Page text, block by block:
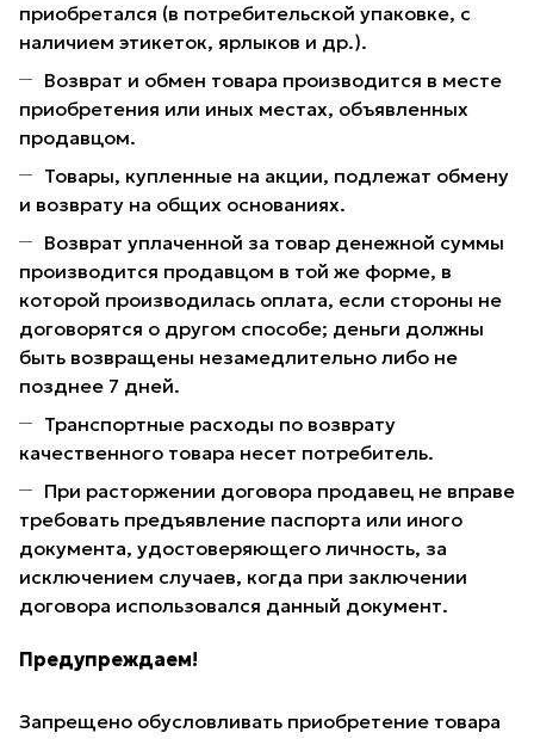
приобретался (в потребительской упаковке, с
наличием этикеток, ярлыков и др.).
Возврат и обмен товара производится в месте
приобретения или иных местах, объявленных
продавцом.
Товары, купленные на акции, подлежат обмену
и возврату на общих основаниях.
Возврат уплаченной за товар денежной суммы
производится продавцом в той же форме, в
которой производилась оплата, если стороны не
договорятся о другом способе; деньги должны
быть возвращены незамедлительно либо не
позднее 7 дней.
Транспортные расходы по возврату
качественного товара несет потребитель.
При расторжении договора продавец не вправе
требовать предъявление паспорта или иного
документа, удостоверяющего личность, за
исключением случаев, когда при заключении
договора использовался данный документ.
Предупреждаем!
Запрещено обусловливать приобретение товара